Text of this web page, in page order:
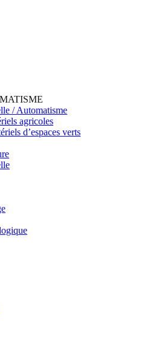
/ Automatisme
agricoles
d’espaces verts